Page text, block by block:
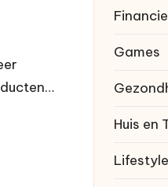
Games
Huis en
Lifestyle